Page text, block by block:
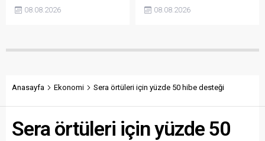
açıklanmamasına tepki
belirterek üreticiyi memnun
savundu.
08.08.2026
sökülerek çalındığını açıkladı.
vatandaşlardan ihbar
08.08.2026
Anasayfa Ekonomi Sera örtüleri için yüzde 50 hibe desteği
Sera örtüleri için yüzde 50